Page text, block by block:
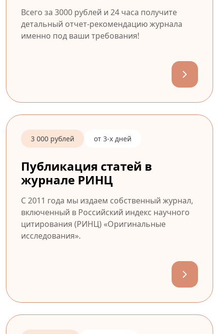
Всего за 3000 рублей и 24 часа получите
детальный отчет-рекомендацию журнала
именно под ваши требования!
3 000 рублей от 3-х дней
Публикация статей в
журнале РИНЦ
С 2011 года мы издаем собственный журнал,
включенный в Российский индекс научного
цитирования (РИНЦ) «Оригинальные
исследования».